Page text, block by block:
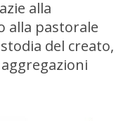
alla
alla pastorale
del creato,